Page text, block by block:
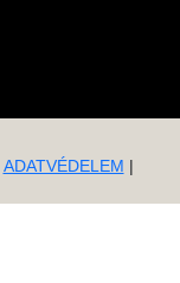
ADATVÉDELEM |